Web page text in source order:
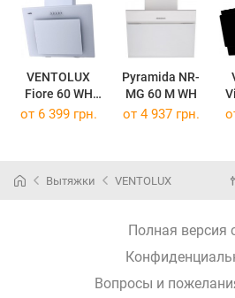
VENTOLUX
Fiore 60 WH
750 PB
Pyramida NR-
MG 60 M WH
от 6 399 грн. от 4 937 грн.
Вытяжки VENTOLUX
Полная версия
Вопросы и